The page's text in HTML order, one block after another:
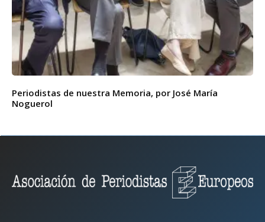
Periodistas de nuestra Memoria, por José María
Noguerol